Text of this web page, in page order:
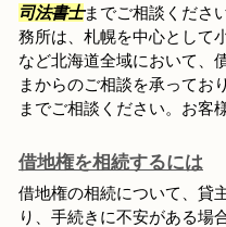
司法書士までご相談くださ
務所は、札幌を中心として
など北海道全域において、
まからのご相談を承ってお
までご相談ください。お客
借地権を相続するには
借地権の相続について、貸
り、手続きに不安がある場